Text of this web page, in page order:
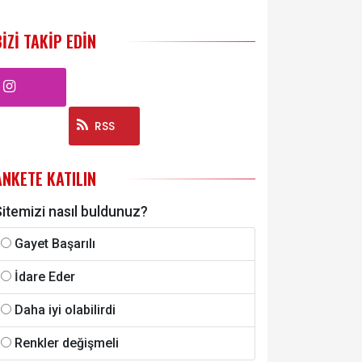
TAKIP EDIN
RSS
KATILIN
nasıl buldunuz?
Gayet Başarılı
İdare Eder
Daha iyi olabilirdi
Renkler değişmeli